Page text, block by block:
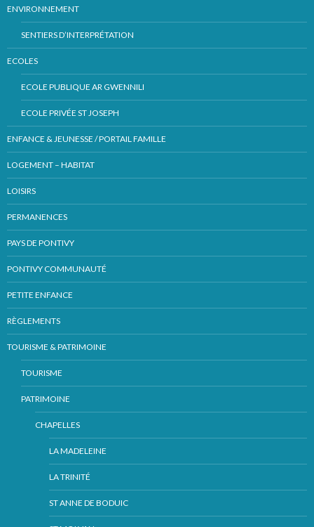
ENVIRONNEMENT
SENTIERS D’INTERPRÉTATION
ECOLES
ECOLE PUBLIQUE AR GWENNILI
ECOLE PRIVÉE ST JOSEPH
ENFANCE & JEUNESSE / PORTAIL FAMILLE
LOGEMENT – HABITAT
LOISIRS
PERMANENCES
PAYS DE PONTIVY
PONTIVY COMMUNAUTÉ
PETITE ENFANCE
RÈGLEMENTS
TOURISME & PATRIMOINE
TOURISME
PATRIMOINE
CHAPELLES
LA MADELEINE
LA TRINITÉ
ST ANNE DE BODUIC